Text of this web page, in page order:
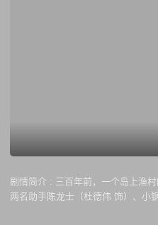
剧情简介 : 三百年前，一个岛上渔
两名助手陈龙士（杜德伟 饰）、小
饰）、林老师（卢冠廷 饰）偶然